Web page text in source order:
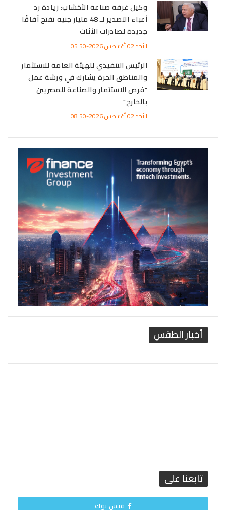
وكيل غرفة صناعة الأخشاب: زيادة رد
أعباء التصدير لـ 48 مليار جنيه تفتح آفاقًا
جديدة لصادرات الأثاث
الأحد 02 أغسطس 2026-05:50
الرئيس التنفيذي للهيئة العامة للاستثمار
والمناطق الحرة يشارك في ورشة عمل
"فرص الاستثمار والصناعة للمصريين
بالخارج"
الأحد 02 أغسطس 2026-08:50
أخبار الطقس
تابعنا على
فيس بوك